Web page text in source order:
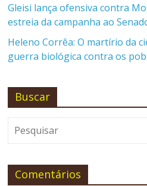
Gleisi lança ofensiva contra
estreia da campanha ao
Heleno Corrêa: O martírio da
guerra biológica contra os
Buscar
Comentários